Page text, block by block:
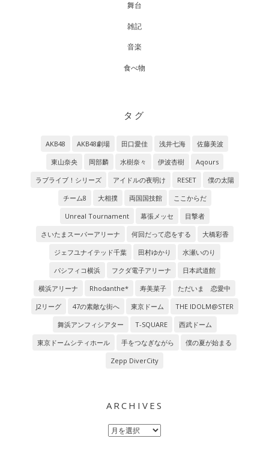
舞台
雑記
音楽
食べ物
タグ
AKB48 AKB48劇場 田口愛佳 浅井七海
佐藤美波
東山奈央
岡部麟 水樹奈々 伊波杏樹
Aqours
ラブライブ！シリーズ
アイドルの夜明け RESET
僕の太陽
チーム8
大相撲 両国国技館
ここからだ
Unreal Tournament
幕張メッセ
目撃者
さいたまスーパーアリーナ
何回だって恋をする
大橋彩香
ジェフユナイテッド千葉
田村ゆかり
水瀬いのり
パシフィコ横浜
フクダ電子アリーナ
日本武道館
横浜アリーナ
Rhodanthe* 寿美菜子
ただいま 恋愛中
J2リーグ
47の素敵な街へ 東京ドーム
THE IDOLM@STER
舞浜アンフィシアター
T-SQUARE
西武ドーム
東京ドームシティホール
手をつなぎながら
僕の夏が始まる
Zepp DiverCity
ARCHIVES
Archives